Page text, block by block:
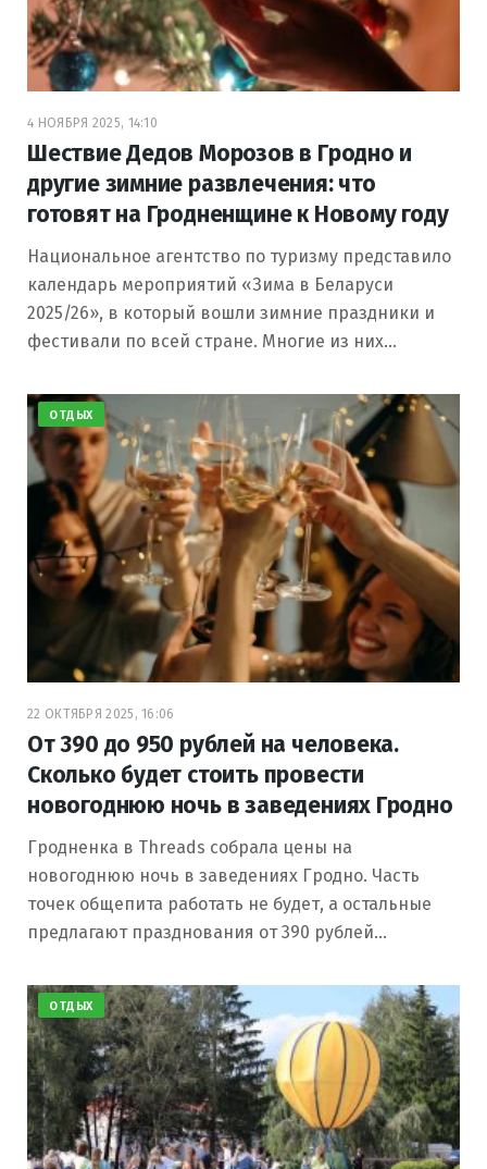
4 НОЯБРЯ 2025, 14:10
Шествие Дедов Морозов в Гродно и
другие зимние развлечения: что
готовят на Гродненщине к Новому году
Национальное агентство по туризму представило
календарь мероприятий «Зима в Беларуси
2025/26», в который вошли зимние праздники и
фестивали по всей стране. Многие из них…
ОТДЫХ
22 ОКТЯБРЯ 2025, 16:06
От 390 до 950 рублей на человека.
Сколько будет стоить провести
новогоднюю ночь в заведениях Гродно
Гродненка в Threads собрала цены на
новогоднюю ночь в заведениях Гродно. Часть
точек общепита работать не будет, а остальные
предлагают празднования от 390 рублей…
ОТДЫХ